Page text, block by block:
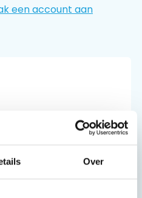
Over
een account aan
én beveiligde
Alleen jij hebt er,